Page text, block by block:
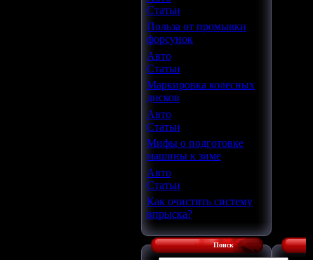
Статьи
Польза от промывки
форсунок
Авто
Статьи
Маркировка колесных
дисков
Авто
Статьи
Мифы о подготовке
машины к зиме
Авто
Статьи
Как очистить систему
впрыска?
Поиск